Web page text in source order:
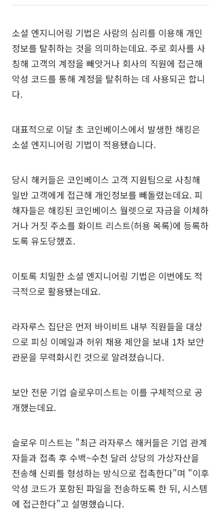
소셜 엔지니어링 기법은 사람의 심리를 이용해 개인
정보를 탈취하는 것을 의미하는데요. 주로 회사를 사
칭해 고객의 계정을 빼앗거나 회사의 직원에 접근해
악성 코드를 통해 계정을 탈취하는 데 사용되곤 합니
다.
대표적으로 이달 초 코인베이스에서 발생한 해킹은
소셜 엔지니어링 기법이 적용됐습니다.
당시 해커들은 코인베이스 고객 지원팀으로 사칭해
일반 고객에게 접근해 개인정보를 빼돌렸는데요. 피
해자들은 해킹된 코인베이스 월렛으로 자금을 이체하
거나 거짓 주소를 화이트 리스트(허용 목록)에 등록하
도록 유도당했죠.
이토록 치밀한 소셜 엔지니어링 기법은 이번에도 적
극적으로 활용됐는데요.
라자루스 집단은 먼저 바이비트 내부 직원들을 대상
으로 피싱 이메일과 허위 채용 제안을 보내 1차 보안
관문을 무력화시킨 것으로 알려졌습니다.
보안 전문 기업 슬로우미스트는 이를 구체적으로 공
개했는데요.
슬로우 미스트는 "최근 라자루스 해커들은 기업 관계
자들과 접촉 후 수백~수천 달러 상당의 가상자산을
전송해 신뢰를 형성하는 방식으로 접촉한다"며 "이후
악성 코드가 포함된 파일을 전송하도록 한 뒤, 시스템
에 접근한다"고 설명했습니다.